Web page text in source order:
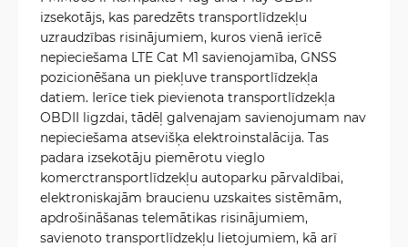
izsekotājs, kas paredzēts transportlīdzekļu
uzraudzības risinājumiem, kuros vienā ierīcē
nepieciešama LTE Cat M1 savienojamība, GNSS
pozicionēšana un piekļuve transportlīdzekļa
datiem. Ierīce tiek pievienota transportlīdzekļa
OBDII ligzdai, tādēļ galvenajam savienojumam nav
nepieciešama atsevišķa elektroinstalācija. Tas
padara izsekotāju piemērotu vieglo
komerctransportlīdzekļu autoparku pārvaldībai,
elektroniskajām braucienu uzskaites sistēmām,
apdrošināšanas telemātikas risinājumiem,
savienoto transportlīdzekļu lietojumiem, kā arī